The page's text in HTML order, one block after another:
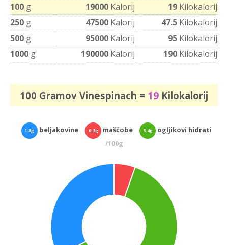
100 g 19000 Kalorij 19 Kilokalorij
250 g 47500 Kalorij 47.5 Kilokalorij
500 g 95000 Kalorij 95 Kilokalorij
1000 g 190000 Kalorij 190 Kilokalorij
100 Gramov Vinespinach = 19 Kilokalorij
1.8g beljakovine 0.3g maščobe 3.4g
ogljikovi hidrati
/100g